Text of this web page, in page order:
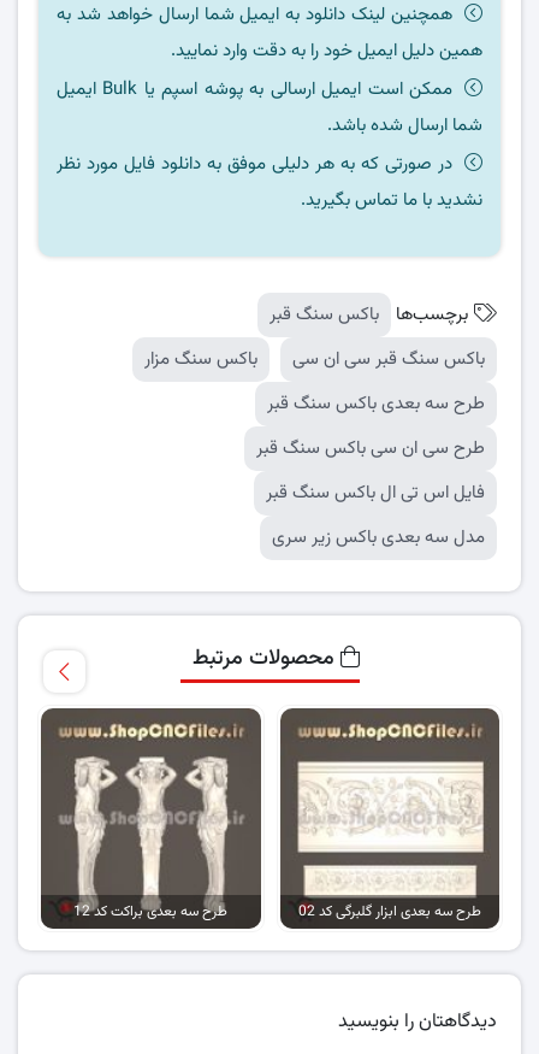
همچنین لینک دانلود به ایمیل شما ارسال خواهد شد به
همین دلیل ایمیل خود را به دقت وارد نمایید.
ممکن است ایمیل ارسالی به پوشه اسپم یا Bulk ایمیل
شما ارسال شده باشد.
در صورتی که به هر دلیلی موفق به دانلود فایل مورد نظر
نشدید با ما تماس بگیرید.
برچسب‌ها
باکس سنگ قبر
باکس سنگ قبر سی ان سی
باکس سنگ مزار
طرح سه بعدی باکس سنگ قبر
طرح سی ان سی باکس سنگ قبر
فایل اس تی ال باکس سنگ قبر
مدل سه بعدی باکس زیر سری
محصولات مرتبط
طرح سه بعدی ابزار گلبرگی کد 02 طرح سه بعدی براکت کد 12
دیدگاهتان را بنویسید